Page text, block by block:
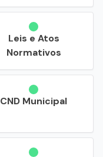
Leis e Atos
Normativos
CND Municipal